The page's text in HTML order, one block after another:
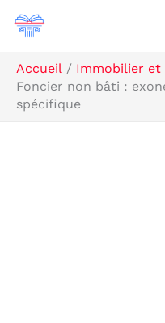
Aller
Accueil
Immobilier
Foncier non bâti :
spécifique
R
e
c
h